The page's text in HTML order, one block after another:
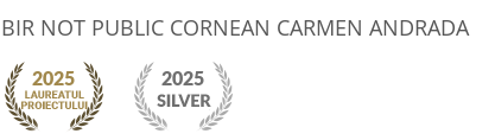
BIR NOT PUBLIC CORNEAN CARMEN ANDRADA